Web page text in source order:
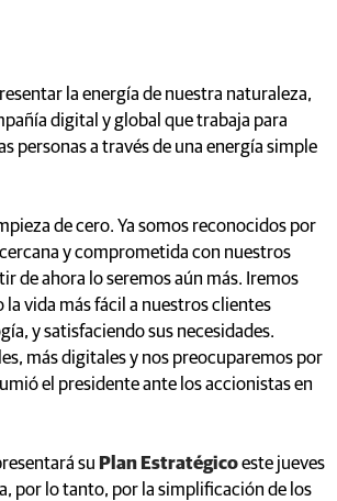
la energía de nuestra naturaleza,
digital y global que trabaja para
personas a través de una energía simple
de cero. Ya somos reconocidos por
y comprometida con nuestros
de ahora lo seremos aún más. Iremos
la vida más fácil a nuestros clientes
y satisfaciendo sus necesidades.
más digitales y nos preocuparemos por
el presidente ante los accionistas en
su Plan Estratégicoeste jueves
por lo tanto, por la simplificación de los